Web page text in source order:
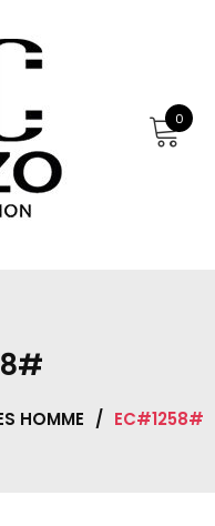
0
HOMME / EC#1258#